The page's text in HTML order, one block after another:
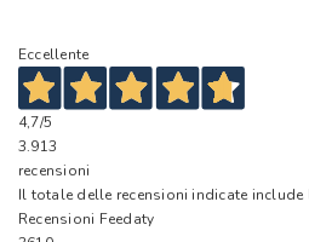
Eccellente
4,7/5
3.913
recensioni
Il totale delle recensioni indicate include
Recensioni Feedaty